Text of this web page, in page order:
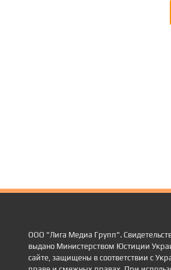
ООО "Лига Медиа Групп".
выдано Министерством Юстиции
сайте, защищены в соответствии с